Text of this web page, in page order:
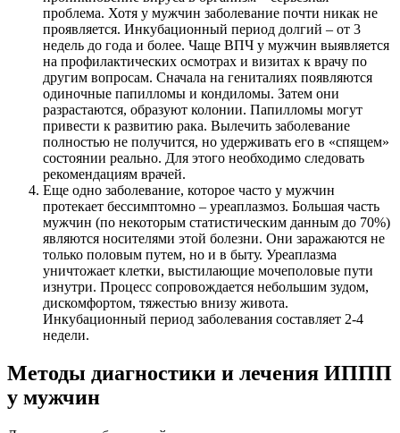
проблема. Хотя у мужчин заболевание почти никак не
проявляется. Инкубационный период долгий – от 3
недель до года и более. Чаще ВПЧ у мужчин выявляется
на профилактических осмотрах и визитах к врачу по
другим вопросам. Сначала на гениталиях появляются
одиночные папилломы и кондиломы. Затем они
разрастаются, образуют колонии. Папилломы могут
привести к развитию рака. Вылечить заболевание
полностью не получится, но удерживать его в «спящем»
состоянии реально. Для этого необходимо следовать
рекомендациям врачей.
Еще одно заболевание, которое часто у мужчин
протекает бессимптомно – уреаплазмоз. Большая часть
мужчин (по некоторым статистическим данным до 70%)
являются носителями этой болезни. Они заражаются не
только половым путем, но и в быту. Уреаплазма
уничтожает клетки, выстилающие мочеполовые пути
изнутри. Процесс сопровождается небольшим зудом,
дискомфортом, тяжестью внизу живота.
Инкубационный период заболевания составляет 2-4
недели.
Методы диагностики и лечения ИППП
у мужчин